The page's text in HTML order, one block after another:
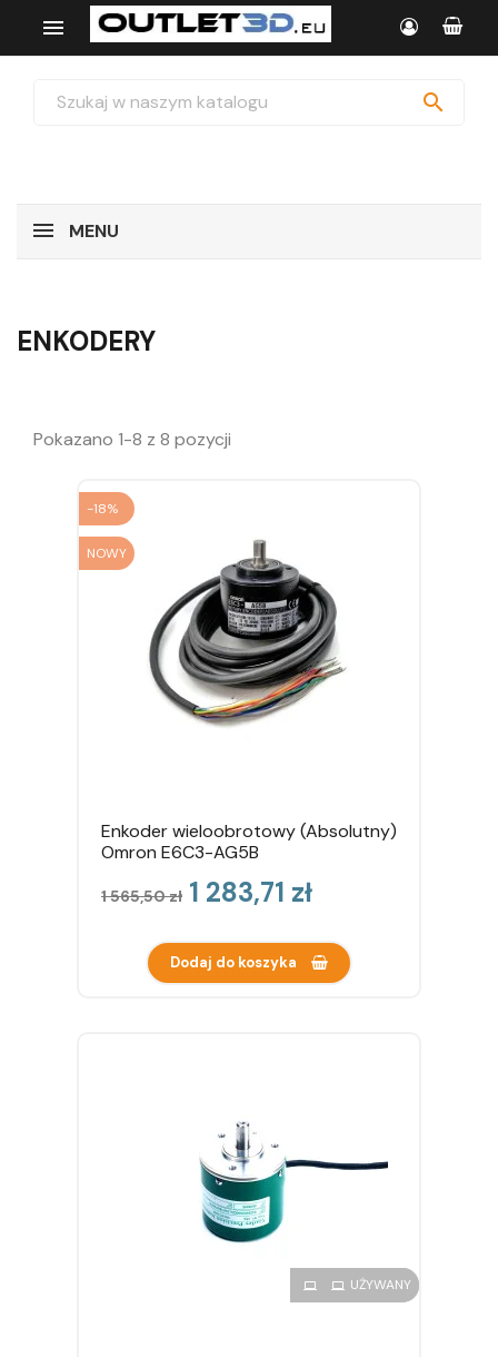


MENU
ENKODERY
Pokazano 1-8 z 8 pozycji
-18%
NOWY
Enkoder wieloobrotowy (Absolutny)
Omron E6C3-AG5B
Cena
podstawowa
1 565,50 zł Cena
1 283,71 zł
Dodaj do koszyka
TYLKO ONLINE
UŻYWANY